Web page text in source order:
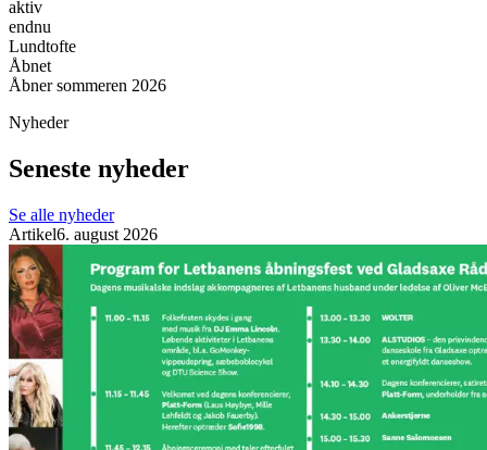
aktiv
endnu
Lundtofte
Åbnet
Åbner sommeren 2026
Nyheder
Seneste nyheder
Se alle nyheder
Artikel6. august 2026